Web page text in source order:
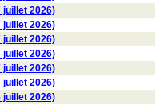
juillet 2026)
juillet 2026)
juillet 2026)
juillet 2026)
juillet 2026)
juillet 2026)
juillet 2026)